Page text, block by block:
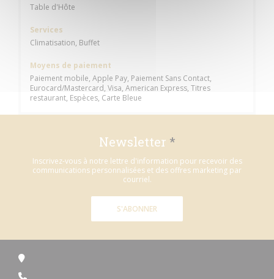
Table d'Hôte
Services
Climatisation, Buffet
Moyens de paiement
Paiement mobile, Apple Pay, Paiement Sans Contact,
Eurocard/Mastercard, Visa, American Express, Titres
restaurant, Espèces, Carte Bleue
Newsletter *
Inscrivez-vous à notre lettre d'information pour recevoir des
communications personnalisées et des offres marketing par
courriel.
S'ABONNER